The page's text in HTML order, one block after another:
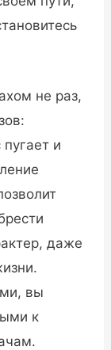
не раз,
и
даже
вы
к